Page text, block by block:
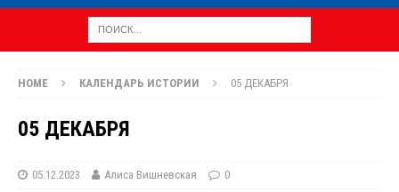
HOME КАЛЕНДАРЬ ИСТОРИИ 05 ДЕКАБРЯ
05 ДЕКАБРЯ
05.12.2023 Алиса Вишневская 0